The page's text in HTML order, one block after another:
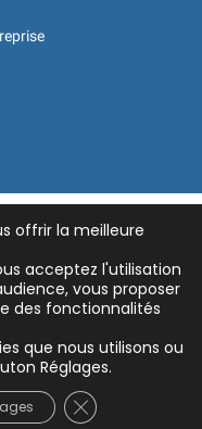
offrir la meilleure
acceptez l'utilisation
vous proposer
des fonctionnalités
que nous utilisons ou
Réglages.
Fermer la